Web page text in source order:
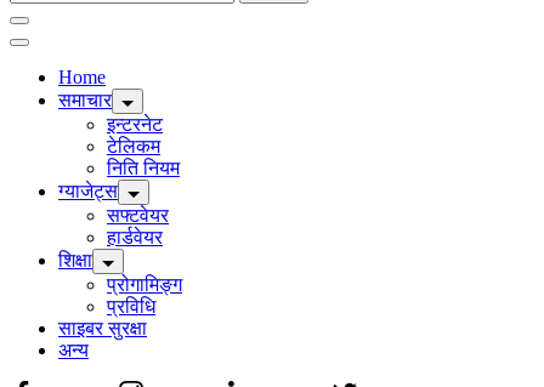
for:
Home
समाचार
इन्टरनेट
टेलिकम
निति नियम
ग्याजेट्स
सफ्टवेयर
हार्डवेयर
शिक्षा
प्रोगामिङ्ग
प्रविधि
साइबर सुरक्षा
अन्य